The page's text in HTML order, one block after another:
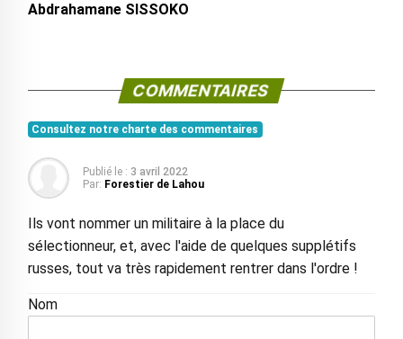
Abdrahamane SISSOKO
COMMENTAIRES
Consultez notre charte des commentaires
Publié le : 3 avril 2022
Par: Forestier de Lahou
Ils vont nommer un militaire à la place du
sélectionneur, et, avec l'aide de quelques supplétifs
russes, tout va très rapidement rentrer dans l'ordre !
Nom